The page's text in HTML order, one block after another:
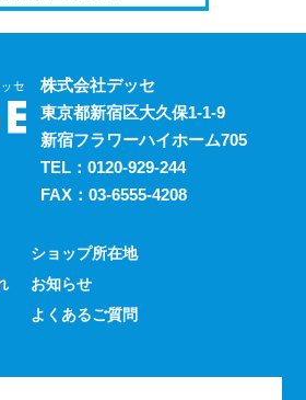
話・通信以外にも様々な利用方法が
マホ用アプリの開発における実機
タルをお考えの際は、デッセまでご
ラブルなど、身の回りの様々な事情
を締結できない、という方は意外に
のは手元にないと何かと手間がかか
は、そういった方であっても気軽
ンタルスマホサービスのご案内を行
株式会社デッセ
東京都新宿区大久保1-1-9
新宿フラワーハイホーム705
TEL： 0120-929-244
FAX：03-6555-4208
ショップ所在地
お知らせ
よくあるご質問